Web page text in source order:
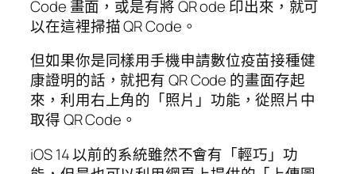
Code 畫面，或是有將 QR ode 印出來，就可
以在這裡掃描 QR Code。
但如果你是同樣用手機申請數位疫苗接種健
康證明的話，就把有 QR Code 的畫面存起
來，利用右上角的「照片」功能，從照片中
取得 QR Code。
iOS 14 以前的系統雖然不會有「輕巧」功